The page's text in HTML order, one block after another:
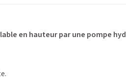
en hauteur par une pompe